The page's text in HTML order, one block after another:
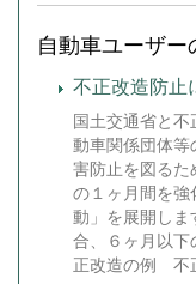
自動車ユーザー
不正改造防止
国土交通省と
動車関係団体
害防止を図るた
の１ヶ月間を
動」を展開し
合、６ヶ月以
正改造の例 不